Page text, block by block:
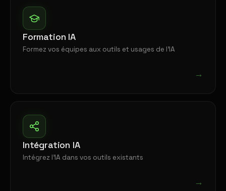
Formation IA
Formez vos équipes aux outils et usages de l'IA
→
Intégration IA
Intégrez l'IA dans vos outils existants
→